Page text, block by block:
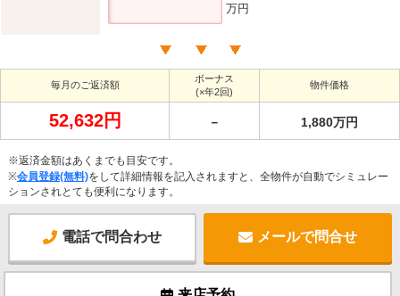
万円
毎月のご返済額
ボーナス
(×年2回)
物件価格
52,632円 － 1,880万円
※返済金額はあくまでも目安です。
※会員登録(無料)をして詳細情報を記入されますと、全物件が自動でシミュレー
ションされとても便利になります。
電話で問合わせ メールで問合せ